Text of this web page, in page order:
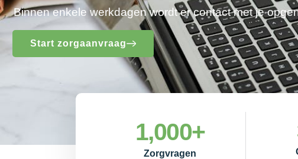
Binnen enkele werkdagen wordt er contact met je
Start zorgaanvraag
Zorgvragen
1,000+